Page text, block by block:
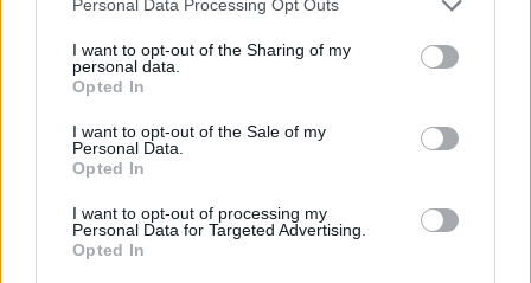
not limited to your visit or usage behaviour. You may click to
grant or deny consent to Google and its third-party tags to
use your data for below specified purposes in below Google
consent section.
Personal Data Processing Opt Outs
I want to opt-out of the Sharing of my
personal data.
Opted In
I want to opt-out of the Sale of my
Personal Data.
Opted In
I want to opt-out of processing my
Personal Data for Targeted Advertising.
Opted In